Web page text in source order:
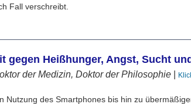
Fall verschreibt.
gegen Heißhunger, Angst, Sucht
der Medizin, Doktor der Philosophie
Nutzung des Smartphones bis hin zu